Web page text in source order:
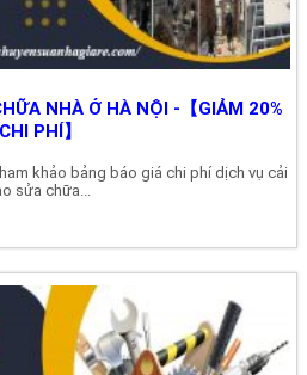
NHÀ Ở HÀ NỘI -【GIẢM 20%
CHI PHÍ】
khảo bảng báo giá chi phí dịch vụ cải
sửa chữa...